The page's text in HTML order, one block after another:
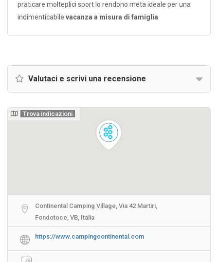
praticare molteplici sport lo rendono meta ideale per una
indimenticabile vacanza a misura di famiglia
Valutaci e scrivi una recensione
Trova indicazioni
Continental Camping Village, Via 42 Martiri,
Fondotoce, VB, Italia
https://www.campingcontinental.com